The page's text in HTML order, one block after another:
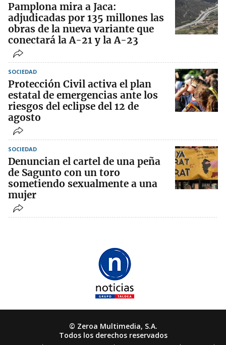
Pamplona mira a Jaca:
adjudicadas por 135 millones las
obras de la nueva variante que
conectará la A-21 y la A-23
SOCIEDAD
Protección Civil activa el plan
estatal de emergencias ante los
riesgos del eclipse del 12 de
agosto
SOCIEDAD
Denuncian el cartel de una peña
de Sagunto con un toro
sometiendo sexualmente a una
mujer
© Zeroa Multimedia, S.A.
Todos los derechos reservados